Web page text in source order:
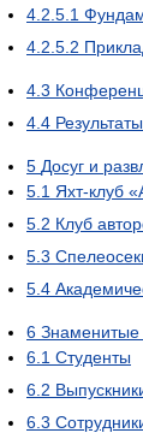
4.2.5.1
4.2.5.2
4.3
4.4
5 Досуг и
5.1 Яхт-клуб
5.2 Клуб
5.3
5.4
6 Знаменитые
6.1 Студенты
6.2
6.3